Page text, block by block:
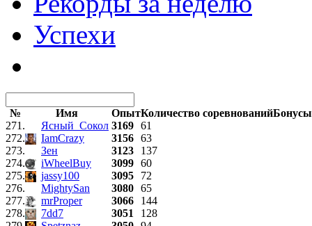
Успехи
№ Имя ОпытКоличество соревнованийБонусы
271.
Ясный_Сокол 3169 61
272.
IamCrazy 3156 63
273.
Зен 3123
137
274.
iWheelBuy 3099 60
275.
jassy100 3095
72
276.
MightySan 3080 65
277.
mrProper 3066
144
278.
7dd7 3051
128